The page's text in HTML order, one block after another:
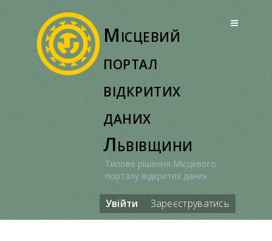
Місцевий
портал
відкритих
даних
Львівщини
Типове рішення Місцевого
порталу відкритих даних
Увійти Зареєструватись